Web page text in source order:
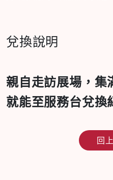
兌換說明
親自走訪展場，集
就能至服務台兌換
回